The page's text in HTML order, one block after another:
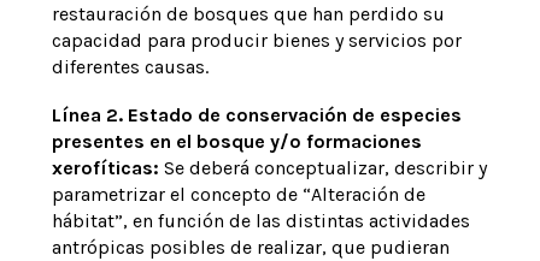
restauración de bosques que han perdido su
capacidad para producir bienes y servicios por
diferentes causas.
Línea 2. Estado de conservación de especies
presentes en el bosque y/o formaciones
xerofíticas: Se deberá conceptualizar, describir y
parametrizar el concepto de “Alteración de
hábitat”, en función de las distintas actividades
antrópicas posibles de realizar, que pudieran